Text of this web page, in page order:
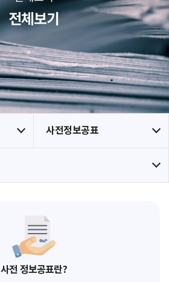
전체보기
사전정보공표
사전 정보공표란?